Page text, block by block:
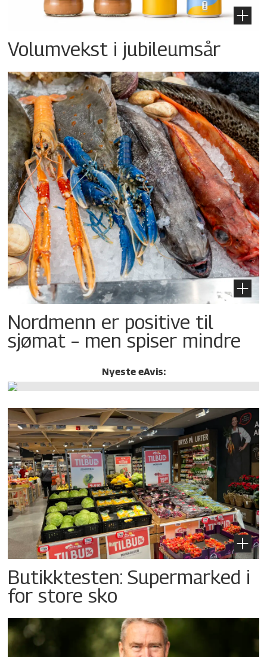
Volumvekst i jubileumsår
Nordmenn er positive til
sjømat – men spiser mindre
Nyeste eAvis:
Butikktesten: Supermarked i
for store sko